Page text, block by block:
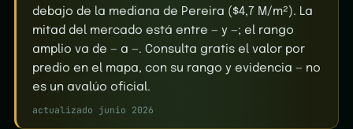
debajo de la mediana de Pereira ($4,7 M/m²). La
mitad del mercado está entre — y —; el rango
amplio va de — a —. Consulta gratis el valor por
predio en el mapa, con su rango y evidencia — no
es un avalúo oficial.
actualizado junio 2026